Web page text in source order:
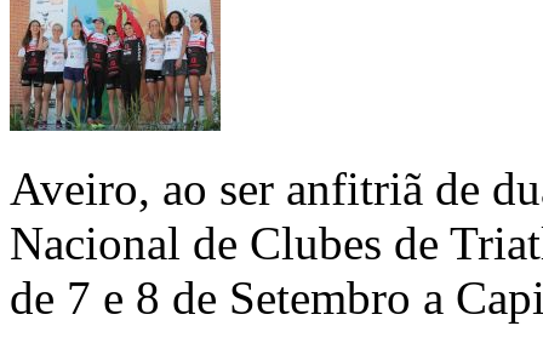
Aveiro, ao ser anfitriã de
Nacional de Clubes de
de 7 e 8 de Setembro a